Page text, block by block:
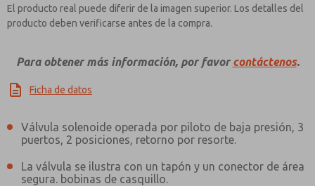
El producto real puede diferir de la imagen superior. Los detalles del
producto deben verificarse antes de la compra.
Para obtener más información, por favor contáctenos.
Ficha de datos
Válvula solenoide operada por piloto de baja presión, 3
puertos, 2 posiciones, retorno por resorte.
La válvula se ilustra con un tapón y un conector de área
segura. bobinas de casquillo.